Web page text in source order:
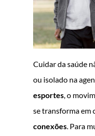
Cuidar da saúde
ou isolado na
esportes, o
se transforma em
conexões. Para